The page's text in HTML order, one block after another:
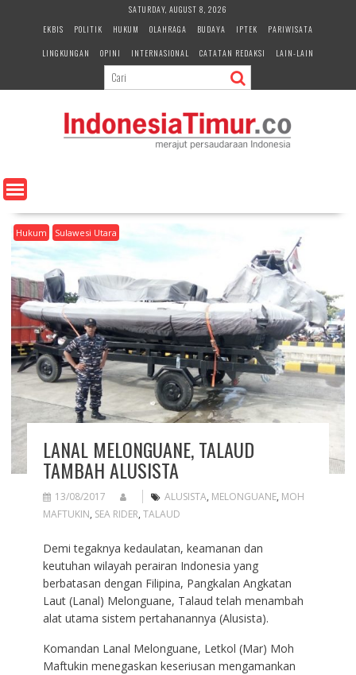
e
n
SATURDAY, AUGUST 8, 2026
EKBIS
POLITIK HUKUM OLAHRAGA BUDAYA IPTEK
PARIWISATA
LINGKUNGAN
OPINI INTERNASIONAL CATATAN REDAKSI LAIN-LAIN
Hukum Sulawesi Utara
LANAL MELONGUANE, TALAUD
TAMBAH ALUSISTA
13/08/2017 ALUSISTA, MELONGUANE, MOH
MAFTUKIN, SEA RIDER, TALAUD
Demi tegaknya kedaulatan, keamanan dan
keutuhan wilayah perairan Indonesia yang
berbatasan dengan Filipina, Pangkalan Angkatan
Laut (Lanal) Melonguane, Talaud telah menambah
alat utama sistem pertahanannya (Alusista).
Komandan Lanal Melonguane, Letkol (Mar) Moh
Maftukin menegaskan keseriusan mengamankan